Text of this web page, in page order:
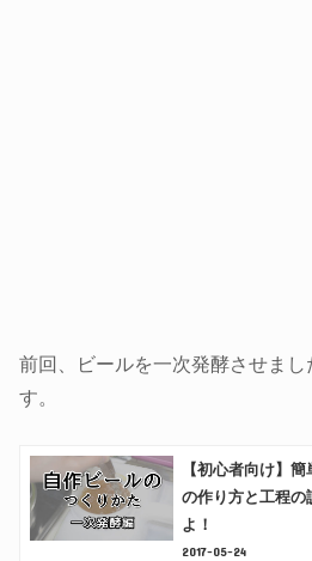
前回、ビールを一次発酵させま
す。
【初心者向け】
の作り方と工程
よ！
2017-05-24